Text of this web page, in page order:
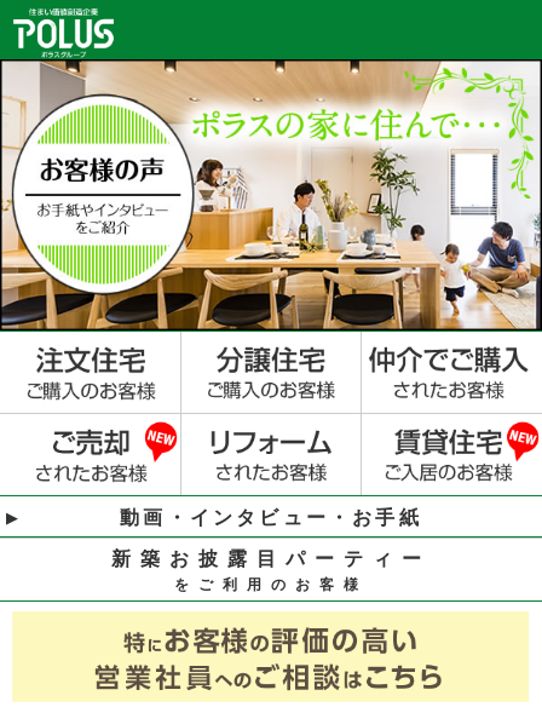
動画・インタビュー・お手紙
新築お披露目パーティー
をご利用のお客様